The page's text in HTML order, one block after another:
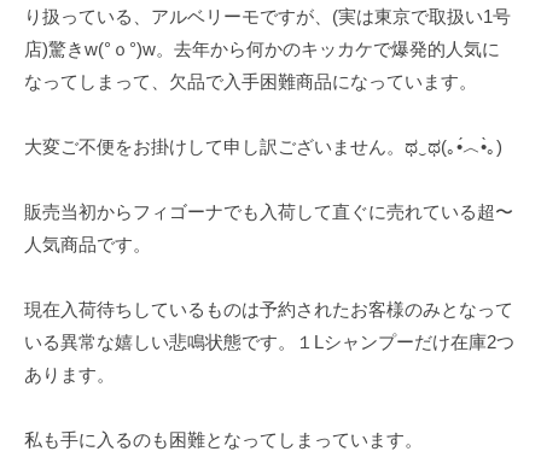
り扱っている、アルベリーモですが、(実は東京で取扱い1号
店)驚きw⁠(⁠°⁠ｏ⁠°⁠)⁠w。去年から何かのキッカケで爆発的人気に
なってしまって、欠品で入手困難商品になっています。
大変ご不便をお掛けして申し訳ございません。ಥ⁠‿⁠ಥ(⁠｡⁠•́⁠︿⁠•̀⁠｡⁠)
販売当初からフィゴーナでも入荷して直ぐに売れている超〜
人気商品です。
現在入荷待ちしているものは予約されたお客様のみとなって
いる異常な嬉しい悲鳴状態です。１Lシャンプーだけ在庫2つ
あります。
私も手に入るのも困難となってしまっています。